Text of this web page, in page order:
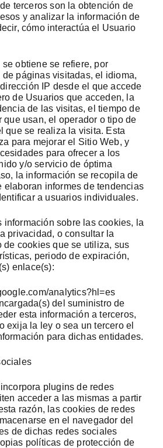
terceros son la obtención de
y analizar la información de
cómo interactúa el Usuario
se obtiene se refiere, por
páginas visitadas, el idioma,
IP desde el que accede
de Usuarios que acceden, la
de las visitas, el tiempo de
que usan, el operador o tipo de
que se realiza la visita. Esta
para mejorar el Sitio Web, y
para ofrecer a los
y/o servicio de óptima
la información se recopila de
elaboran informes de tendencias
a usuarios individuales.
información sobre las cookies, la
privacidad, o consultar la
de cookies que se utiliza, sus
periodo de expiración,
enlace(s):
analytics?hl=es
del suministro de
esta información a terceros,
exija la ley o sea un tercero el
para dichas entidades.
plugins de redes
acceder a las mismas a partir
razón, las cookies de redes
en el navegador del
de dichas redes sociales
políticas de protección de